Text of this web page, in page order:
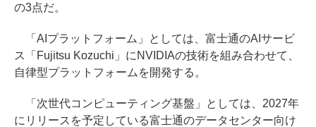
の3点だ。
「AIプラットフォーム」としては、富士通のAIサービ
ス「Fujitsu Kozuchi」にNVIDIAの技術を組み合わせて、
自律型プラットフォームを開発する。
「次世代コンピューティング基盤」としては、2027年
にリリースを予定している富士通のデータセンター向け